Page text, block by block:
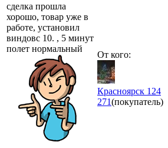
сделка прошла
хорошо, товар уже в
работе, установил
виндовс 10. , 5 минут
полет нормальный
От кого:
Красноярск 124
271(покупатель)